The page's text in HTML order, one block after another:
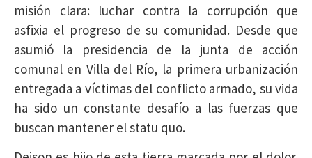
misión clara: luchar contra la corrupción que
asfixia el progreso de su comunidad. Desde que
asumió la presidencia de la junta de acción
comunal en Villa del Río, la primera urbanización
entregada a víctimas del conflicto armado, su vida
ha sido un constante desafío a las fuerzas que
buscan mantener el statu quo.